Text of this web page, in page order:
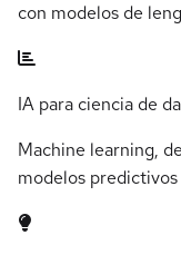
con modelos de
IA para ciencia de
Machine learning,
modelos predictivos